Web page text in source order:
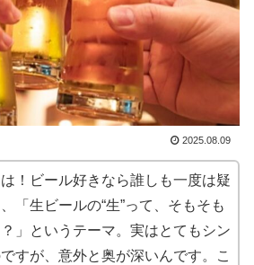
2025.08.09
！ビール好きなら誰しも一度は疑
「生ビールの“生”って、そもそも
」というテーマ。実はとてもシン
すが、意外と奥が深いんです。こ